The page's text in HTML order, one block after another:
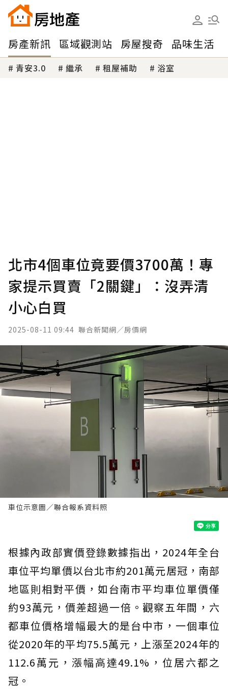
房產新訊 區域觀測站 房屋搜奇 品味生活
青安3.0 繼承 租屋補助 浴室
北市4個車位竟要價3700萬！專
家提示買賣「2關鍵」：沒弄清
小心白買
2025-08-11 09:44 聯合新聞網／房價網
車位示意圖／聯合報系資料照
根據內政部實價登錄數據指出，2024年全台
車位平均單價以台北市約201萬元居冠，南部
地區則相對平價，如台南市平均車位單價僅
約93萬元，價差超過一倍。觀察五年間，六
都車位價格增幅最大的是台中市，一個車位
從2020年的平均75.5萬元，上漲至2024年的
112.6萬元，漲幅高達49.1%，位居六都之
冠。